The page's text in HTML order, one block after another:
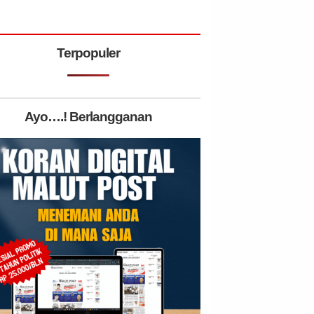
Terpopuler
Ayo….! Berlangganan